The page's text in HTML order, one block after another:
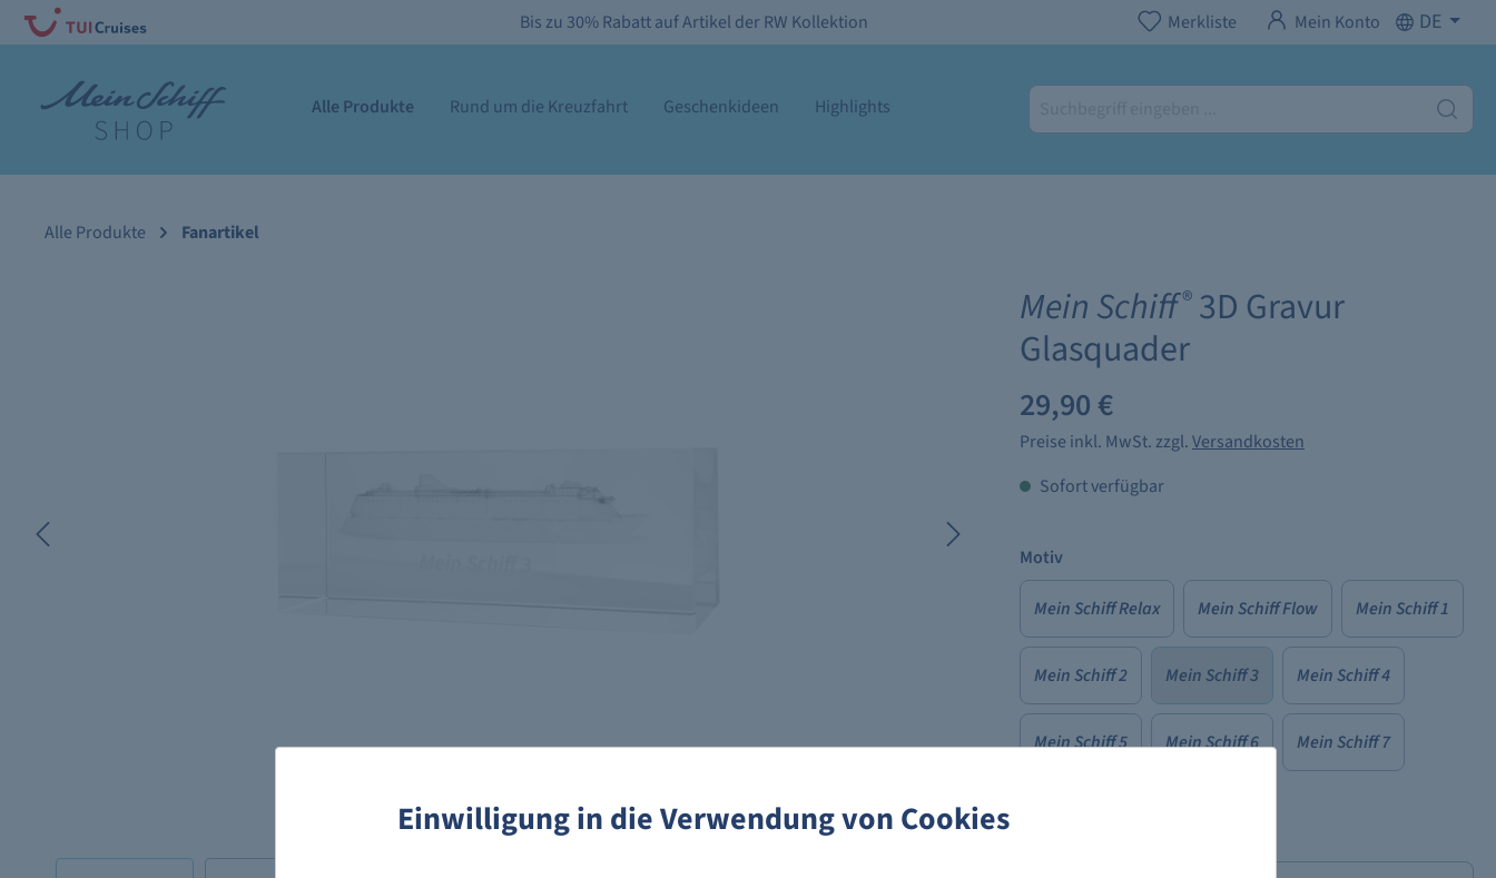
Bis zu 30% Rabatt auf Artikel der RW Kollektion Merkliste Mein Konto DE
Alle Produkte Rund um die Kreuzfahrt Geschenkideen Highlights
Alle Produkte Fanartikel
Mein Schiff® 3D Gravur
Glasquader
29,90 €
Preise inkl. MwSt. zzgl.Versandkosten
Sofort verfügbar
Motiv
Mein Schiff Relax Mein Schiff Flow Mein Schiff 1
Mein Schiff 2 Mein Schiff 3 Mein Schiff 4
Mein Schiff 5 Mein Schiff 6 Mein Schiff 7
Einwilligung in die Verwendung von Cookies